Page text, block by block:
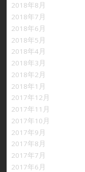
2018年8月
2018年7月
2018年6月
2018年5月
2018年4月
2018年3月
2018年2月
2018年1月
2017年12月
2017年11月
2017年10月
2017年9月
2017年8月
2017年7月
2017年6月